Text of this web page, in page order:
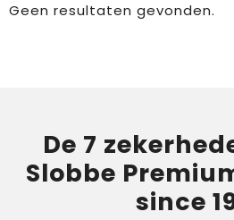
Geen resultaten gevonden.
De 7
Slobbe
since